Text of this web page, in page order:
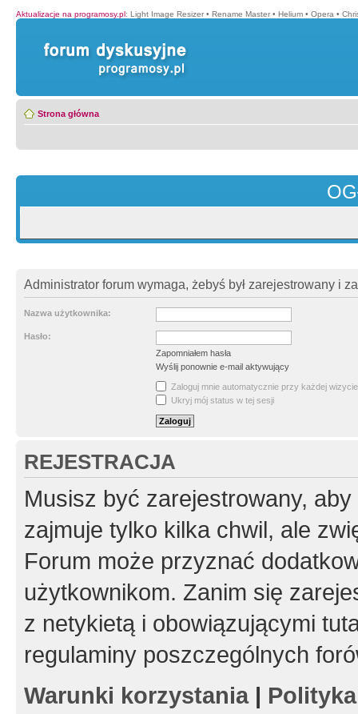
Aktualizacje na programosy.pl: Light Image Resizer • Rename Master • Helium • Opera •
Strona główna
Administrator forum wymaga, żebyś był zarejestrowany i
Nazwa użytkownika:
Hasło:
Zapomniałem hasła
Wyślij ponownie e-mail aktywujący
Zaloguj mnie automatycznie przy każdej wizycie
Ukryj mój status w tej sesji
REJESTRACJA
Musisz być zarejestrowany,
zajmuje tylko kilka chwil, ale
Forum może przyznać
użytkownikom. Zanim się
z netykietą i obowiązującymi
regulaminy poszczególnych
Warunki korzystania|